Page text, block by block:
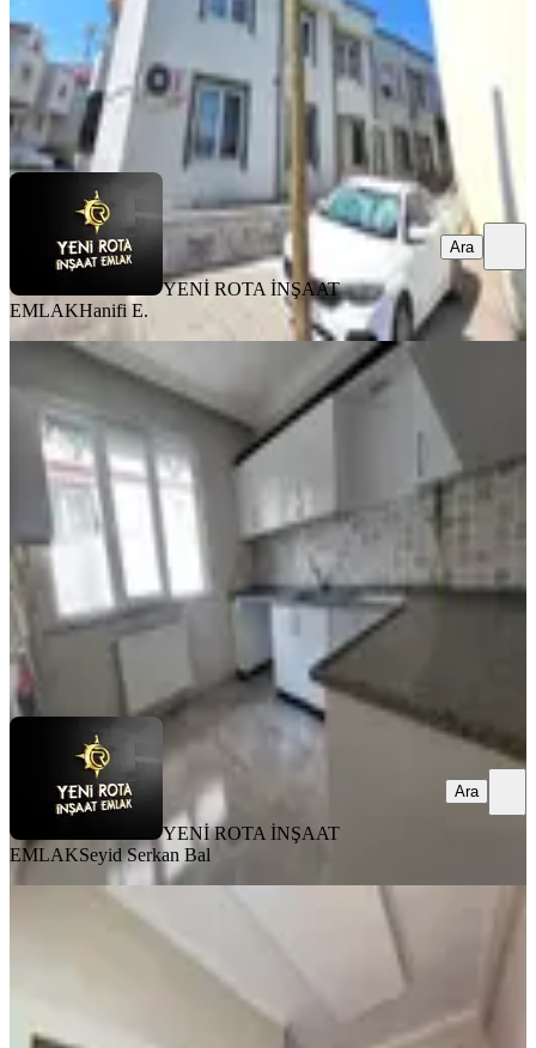
YENİ ROTA İNŞAAT EMLAK Hanifi E.
Ara
YENİ ROTA İNŞAAT
EMLAKHanifi E.
Ara
MANZARALI
Ballıca Mahallesi - Az Katlı - Uygun
Fiyat - Satılık 2+1 Daire
Dulkadiroğlu, Ballıca Mahallesi
2+1· Düz Giriş (Zemin) 31.07.2026
1.825.000 ₺
YENİ ROTA İNŞAAT EMLAK Seyid Serkan Bal
Ara
YENİ ROTA İNŞAAT
EMLAKSeyid Serkan Bal
Ara
MANZARALI
Sgk Civarı - Yatırımlık - Uygun -
Masrafsız Satılık 1+1 Daire
Dulkadiroğlu, Mehmet Akif Mahallesi
2. Kat 31.07.2026